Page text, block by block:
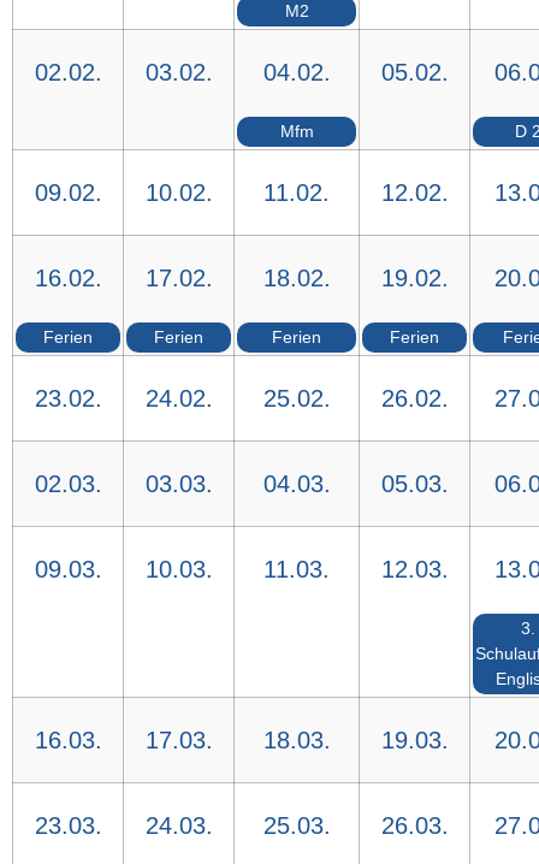
M2
02.02. 03.02. 04.02.
Mfm
05.02.
D
09.02. 10.02. 11.02. 12.02.
16.02.
Ferien
17.02.
Ferien
18.02.
Ferien
19.02.
Ferien
23.02. 24.02. 25.02. 26.02.
02.03. 03.03. 04.03. 05.03.
09.03. 10.03. 11.03. 12.03.
3.
16.03. 17.03. 18.03. 19.03.
23.03. 24.03. 25.03. 26.03.